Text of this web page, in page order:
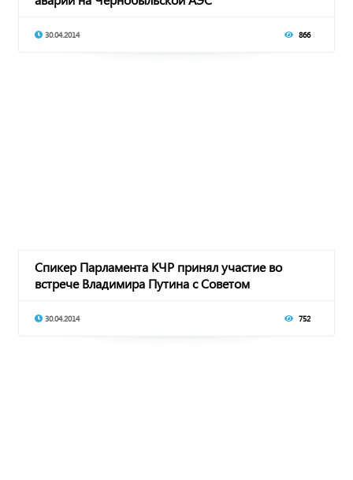
30.04.2014 866
Спикер Парламента КЧР принял участие во
встрече Владимира Путина с Советом
30.04.2014 752